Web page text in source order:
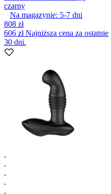
czarny
Na magazynie: 5-7 dni
808 zł
606 złNajniższa cena za ostatnie
30 dni.